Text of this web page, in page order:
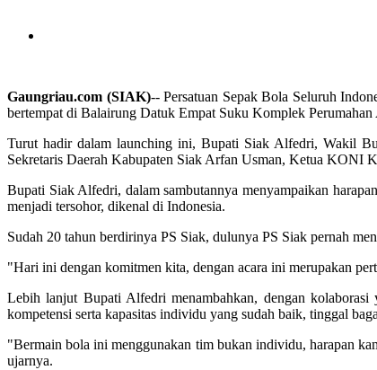
Gaungriau.com (SIAK)-- Persatuan Sepak Bola Seluruh
bertempat di Balairung Datuk Empat Suku Komplek
Turut hadir dalam launching ini, Bupati Siak Alfedri, Wakil
Sekretaris Daerah Kabupaten Siak Arfan Usman, Ketua KONI
Bupati Siak Alfedri, dalam sambutannya menyampaikan
menjadi tersohor, dikenal di Indonesia.
Sudah 20 tahun berdirinya PS Siak, dulunya PS Siak pernah
"Hari ini dengan komitmen kita, dengan acara ini merupakan
Lebih lanjut Bupati Alfedri menambahkan, dengan
kompetensi serta kapasitas individu yang sudah baik, tinggal
"Bermain bola ini menggunakan tim bukan individu, harapan
ujarnya.